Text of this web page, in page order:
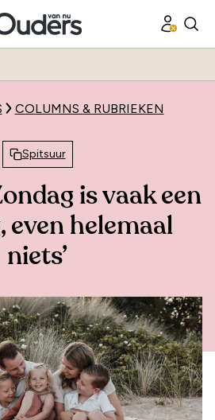
COLUMNS & RUBRIEKEN
Spitsuur
is vaak een
even helemaal
niets’